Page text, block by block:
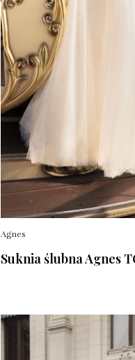
Agnes
Suknia ślubna Agnes